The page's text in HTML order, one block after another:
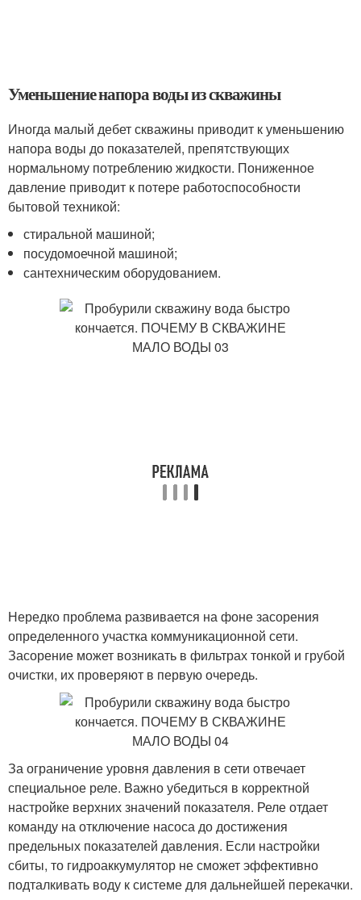
Уменьшение напора воды из скважины
Иногда малый дебет скважины приводит к уменьшению
напора воды до показателей, препятствующих
нормальному потреблению жидкости. Пониженное
давление приводит к потере работоспособности
бытовой техникой:
стиральной машиной;
посудомоечной машиной;
сантехническим оборудованием.
Нередко проблема развивается на фоне засорения
определенного участка коммуникационной сети.
Засорение может возникать в фильтрах тонкой и грубой
очистки, их проверяют в первую очередь.
За ограничение уровня давления в сети отвечает
специальное реле. Важно убедиться в корректной
настройке верхних значений показателя. Реле отдает
команду на отключение насоса до достижения
предельных показателей давления. Если настройки
сбиты, то гидроаккумулятор не сможет эффективно
подталкивать воду к системе для дальнейшей перекачки.